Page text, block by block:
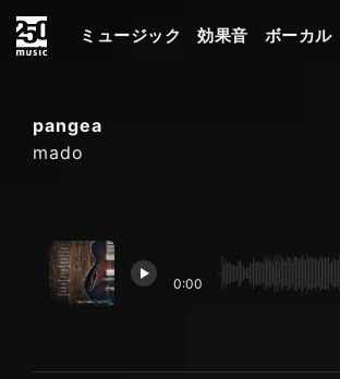
ミュージック 効果音 ボーカル
pangea
mado
0:00